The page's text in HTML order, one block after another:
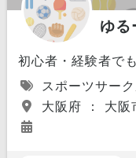
ゆる
初心者・経験者で
スポーツサー
大阪府 ： 大阪